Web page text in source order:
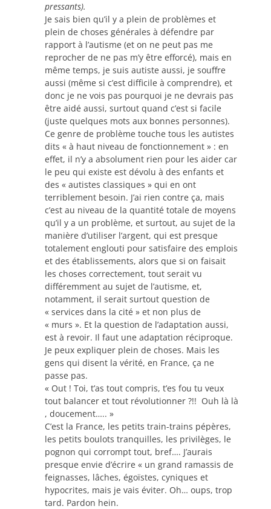
pressants).
Je sais bien qu’il y a plein de problèmes et
plein de choses générales à défendre par
rapport à l’autisme (et on ne peut pas me
reprocher de ne pas m’y être efforcé), mais en
même temps, je suis autiste aussi, je souffre
aussi (même si c’est difficile à comprendre), et
donc je ne vois pas pourquoi je ne devrais pas
être aidé aussi, surtout quand c’est si facile
(juste quelques mots aux bonnes personnes).
Ce genre de problème touche tous les autistes
dits « à haut niveau de fonctionnement » : en
effet, il n’y a absolument rien pour les aider car
le peu qui existe est dévolu à des enfants et
des « autistes classiques » qui en ont
terriblement besoin. J’ai rien contre ça, mais
c’est au niveau de la quantité totale de moyens
qu’il y a un problème, et surtout, au sujet de la
manière d’utiliser l’argent, qui est presque
totalement englouti pour satisfaire des emplois
et des établissements, alors que si on faisait
les choses correctement, tout serait vu
différemment au sujet de l’autisme, et,
notamment, il serait surtout question de
« services dans la cité » et non plus de
« murs ». Et la question de l’adaptation aussi,
est à revoir. Il faut une adaptation réciproque.
Je peux expliquer plein de choses. Mais les
gens qui disent la vérité, en France, ça ne
passe pas.
« Out ! Toi, t’as tout compris, t’es fou tu veux
tout balancer et tout révolutionner ?!! Ouh là là
, doucement….. »
C’est la France, les petits train-trains pépères,
les petits boulots tranquilles, les privilèges, le
pognon qui corrompt tout, bref…. J’aurais
presque envie d’écrire « un grand ramassis de
feignasses, lâches, égoïstes, cyniques et
hypocrites, mais je vais éviter. Oh… oups, trop
tard. Pardon hein.